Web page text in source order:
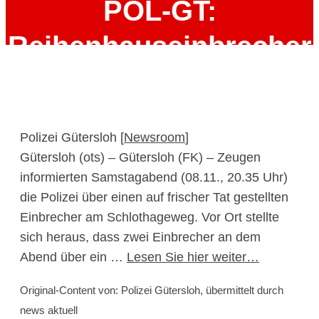
POL-GT:
Reihenhauseinbrecher
Polizei Gütersloh [Newsroom]
Gütersloh (ots) – Gütersloh (FK) – Zeugen
informierten Samstagabend (08.11., 20.35 Uhr)
die Polizei über einen auf frischer Tat gestellten
Einbrecher am Schlothageweg. Vor Ort stellte
sich heraus, dass zwei Einbrecher an dem
Abend über ein … Lesen Sie hier weiter…
Original-Content von: Polizei Gütersloh, übermittelt durch
news aktuell